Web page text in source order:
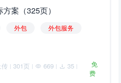
方案（325页）
外包 外包服务
| 301页 | 669 | 35 |
免
费